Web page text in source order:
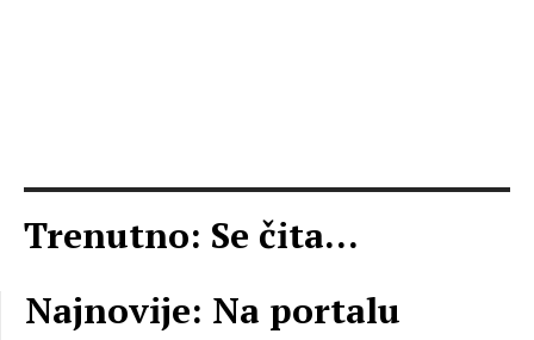
Trenutno: Se čita...
Najnovije: Na portalu